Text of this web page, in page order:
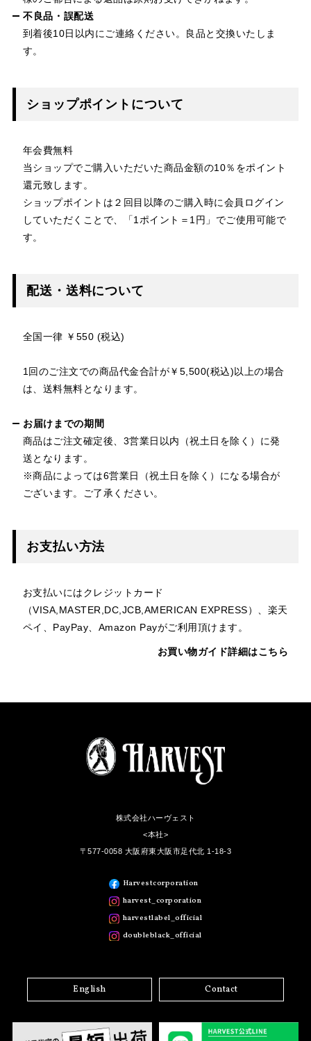
不良品・誤配送
到着後10日以内にご連絡ください。良品と交換いたしま
す。
ショップポイントについて
年会費無料
当ショップでご購入いただいた商品金額の10％をポイント
還元致します。
ショップポイントは２回目以降のご購入時に会員ログイン
していただくことで、「1ポイント＝1円」でご使用可能で
す。
配送・送料について
全国一律 ￥550 (税込)
1回のご注文での商品代金合計が￥5,500(税込)以上の場合
は、送料無料となります。
お届けまでの期間
商品はご注文確定後、3営業日以内（祝土日を除く）に発
送となります。
※商品によっては6営業日（祝土日を除く）になる場合が
ございます。ご了承ください。
お支払い方法
お支払いにはクレジットカード
（VISA,MASTER,DC,JCB,AMERICAN EXPRESS）、楽天
ペイ、PayPay、Amazon Payがご利用頂けます。
お買い物ガイド詳細はこちら
株式会社ハーヴェスト
<本社>
〒577-0058 大阪府東大阪市足代北 1-18-3
Harvestcorporation
harvest_corporation
harvestlabel_official
doubleblack_official
English Contact